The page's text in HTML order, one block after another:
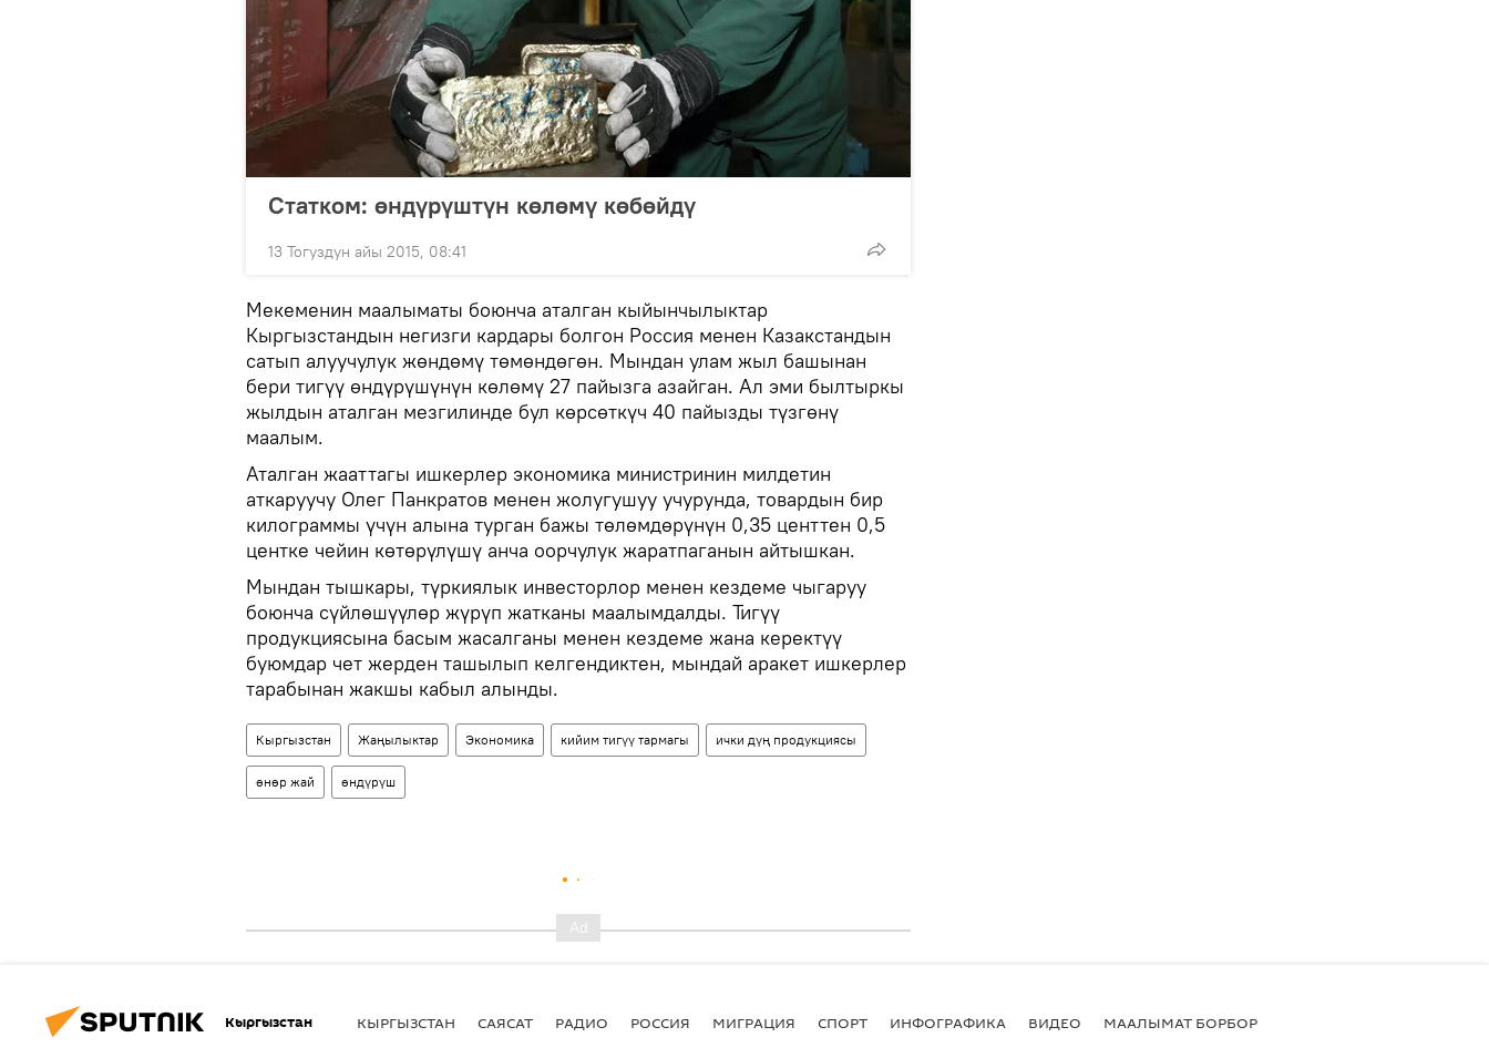
Статком: өндүрүштүн көлөмү көбөйдү
13 Тогуздун айы 2015, 08:41
Мекеменин маалыматы боюнча аталган кыйынчылыктар
Кыргызстандын негизги кардары болгон Россия менен Казакстандын
сатып алуучулук жөндөмү төмөндөгөн. Мындан улам жыл башынан
бери тигүү өндүрүшүнүн көлөмү 27 пайызга азайган. Ал эми былтыркы
жылдын аталган мезгилинде бул көрсөткүч 40 пайызды түзгөнү
маалым.
Аталган жааттагы ишкерлер экономика министринин милдетин
аткаруучу Олег Панкратов менен жолугушуу учурунда, товардын бир
килограммы үчүн алына турган бажы төлөмдөрүнүн 0,35 центтен 0,5
центке чейин көтөрүлүшү анча оорчулук жаратпаганын айтышкан.
Мындан тышкары, түркиялык инвесторлор менен кездеме чыгаруу
боюнча сүйлөшүүлөр жүрүп жатканы маалымдалды. Тигүү
продукциясына басым жасалганы менен кездеме жана керектүү
буюмдар чет жерден ташылып келгендиктен, мындай аракет ишкерлер
тарабынан жакшы кабыл алынды.
Кыргызстан Жаңылыктар Экономика кийим тигүү тармагы ички дүң продукциясы
өнөр жай өндүрүш
Кыргызстан КЫРГЫЗСТАН САЯСАТ РАДИО РОССИЯ МИГРАЦИЯ СПОРТ ИНФОГРАФИКА ВИДЕО МААЛЫМАТ БОРБОР